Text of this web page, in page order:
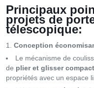
Principaux
projets de
télescopique:
Conception
Le mécanisme de
de plier et glisser
propriétés avec un espace